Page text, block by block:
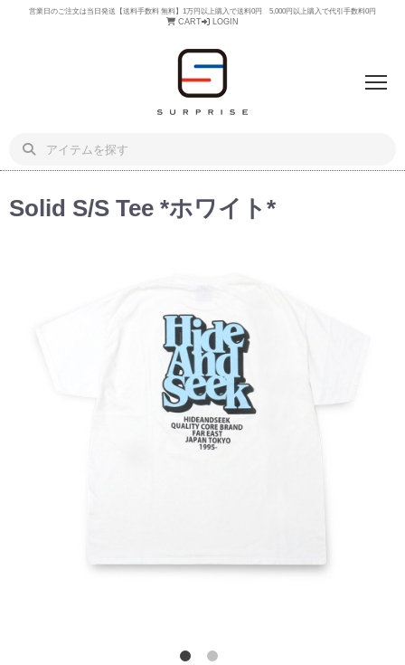
営業日のご注文は当日発送【送料手数料 無料】1万円以上購入で送料0円 5,000円以上購入で代引手数料0円
CART LOGIN
Solid S/S Tee *ホワイト*